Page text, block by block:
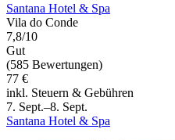
Santana Hotel & Spa
Vila do Conde
7,8/10
Gut
(585 Bewertungen)
77 €
inkl. Steuern & Gebühren
7. Sept.–8. Sept.
Santana Hotel & Spa